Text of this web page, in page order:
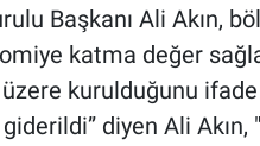
Başkanı Ali Akın,
katma değer
kurulduğunu
diyen Ali